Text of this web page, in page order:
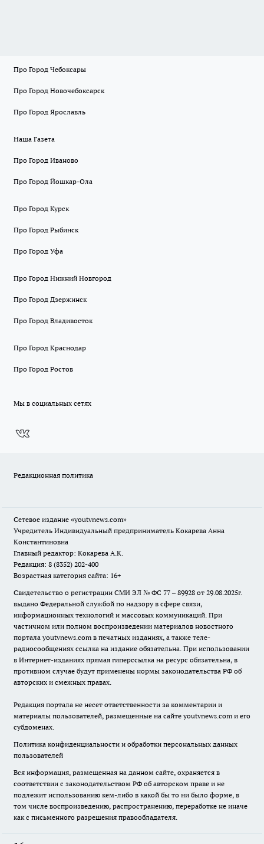
Про Город Чебоксары
Про Город Новочебоксарск
Про Город Ярославль
Наша Газета
Про Город Иваново
Про Город Йошкар-Ола
Про Город Курск
Про Город Рыбинск
Про Город Уфа
Про Город Нижний Новгород
Про Город Дзержинск
Про Город Владивосток
Про Город Краснодар
Про Город Ростов
Мы в социальных сетях
Редакционная политика
Сетевое издание «youtvnews.com»
Учредитель Индивидуальный предприниматель Кокарева Анна
Константиновна
Главный редактор: Кокарева А.К.
Редакция: 8 (8352) 202-400
Возрастная категория сайта: 16+
Свидетельство о регистрации СМИ ЭЛ № ФС 77 – 89928 от 29.08.2025г.
выдано Федеральной службой по надзору в сфере связи,
информационных технологий и массовых коммуникаций. При
частичном или полном воспроизведении материалов новостного
портала youtvnews.com в печатных изданиях, а также теле-
радиосообщениях ссылка на издание обязательна. При использовании
в Интернет-изданиях прямая гиперссылка на ресурс обязательна, в
противном случае будут применены нормы законодательства РФ об
авторских и смежных правах.
Редакция портала не несет ответственности за комментарии и
материалы пользователей, размещенные на сайте youtvnews.com и его
субдоменах.
Политика конфиденциальности и обработки персональных данных
пользователей
Вся информация, размещенная на данном сайте, охраняется в
соответствии с законодательством РФ об авторском праве и не
подлежит использованию кем-либо в какой бы то ни было форме, в
том числе воспроизведению, распространению, переработке не иначе
как с письменного разрешения правообладателя.